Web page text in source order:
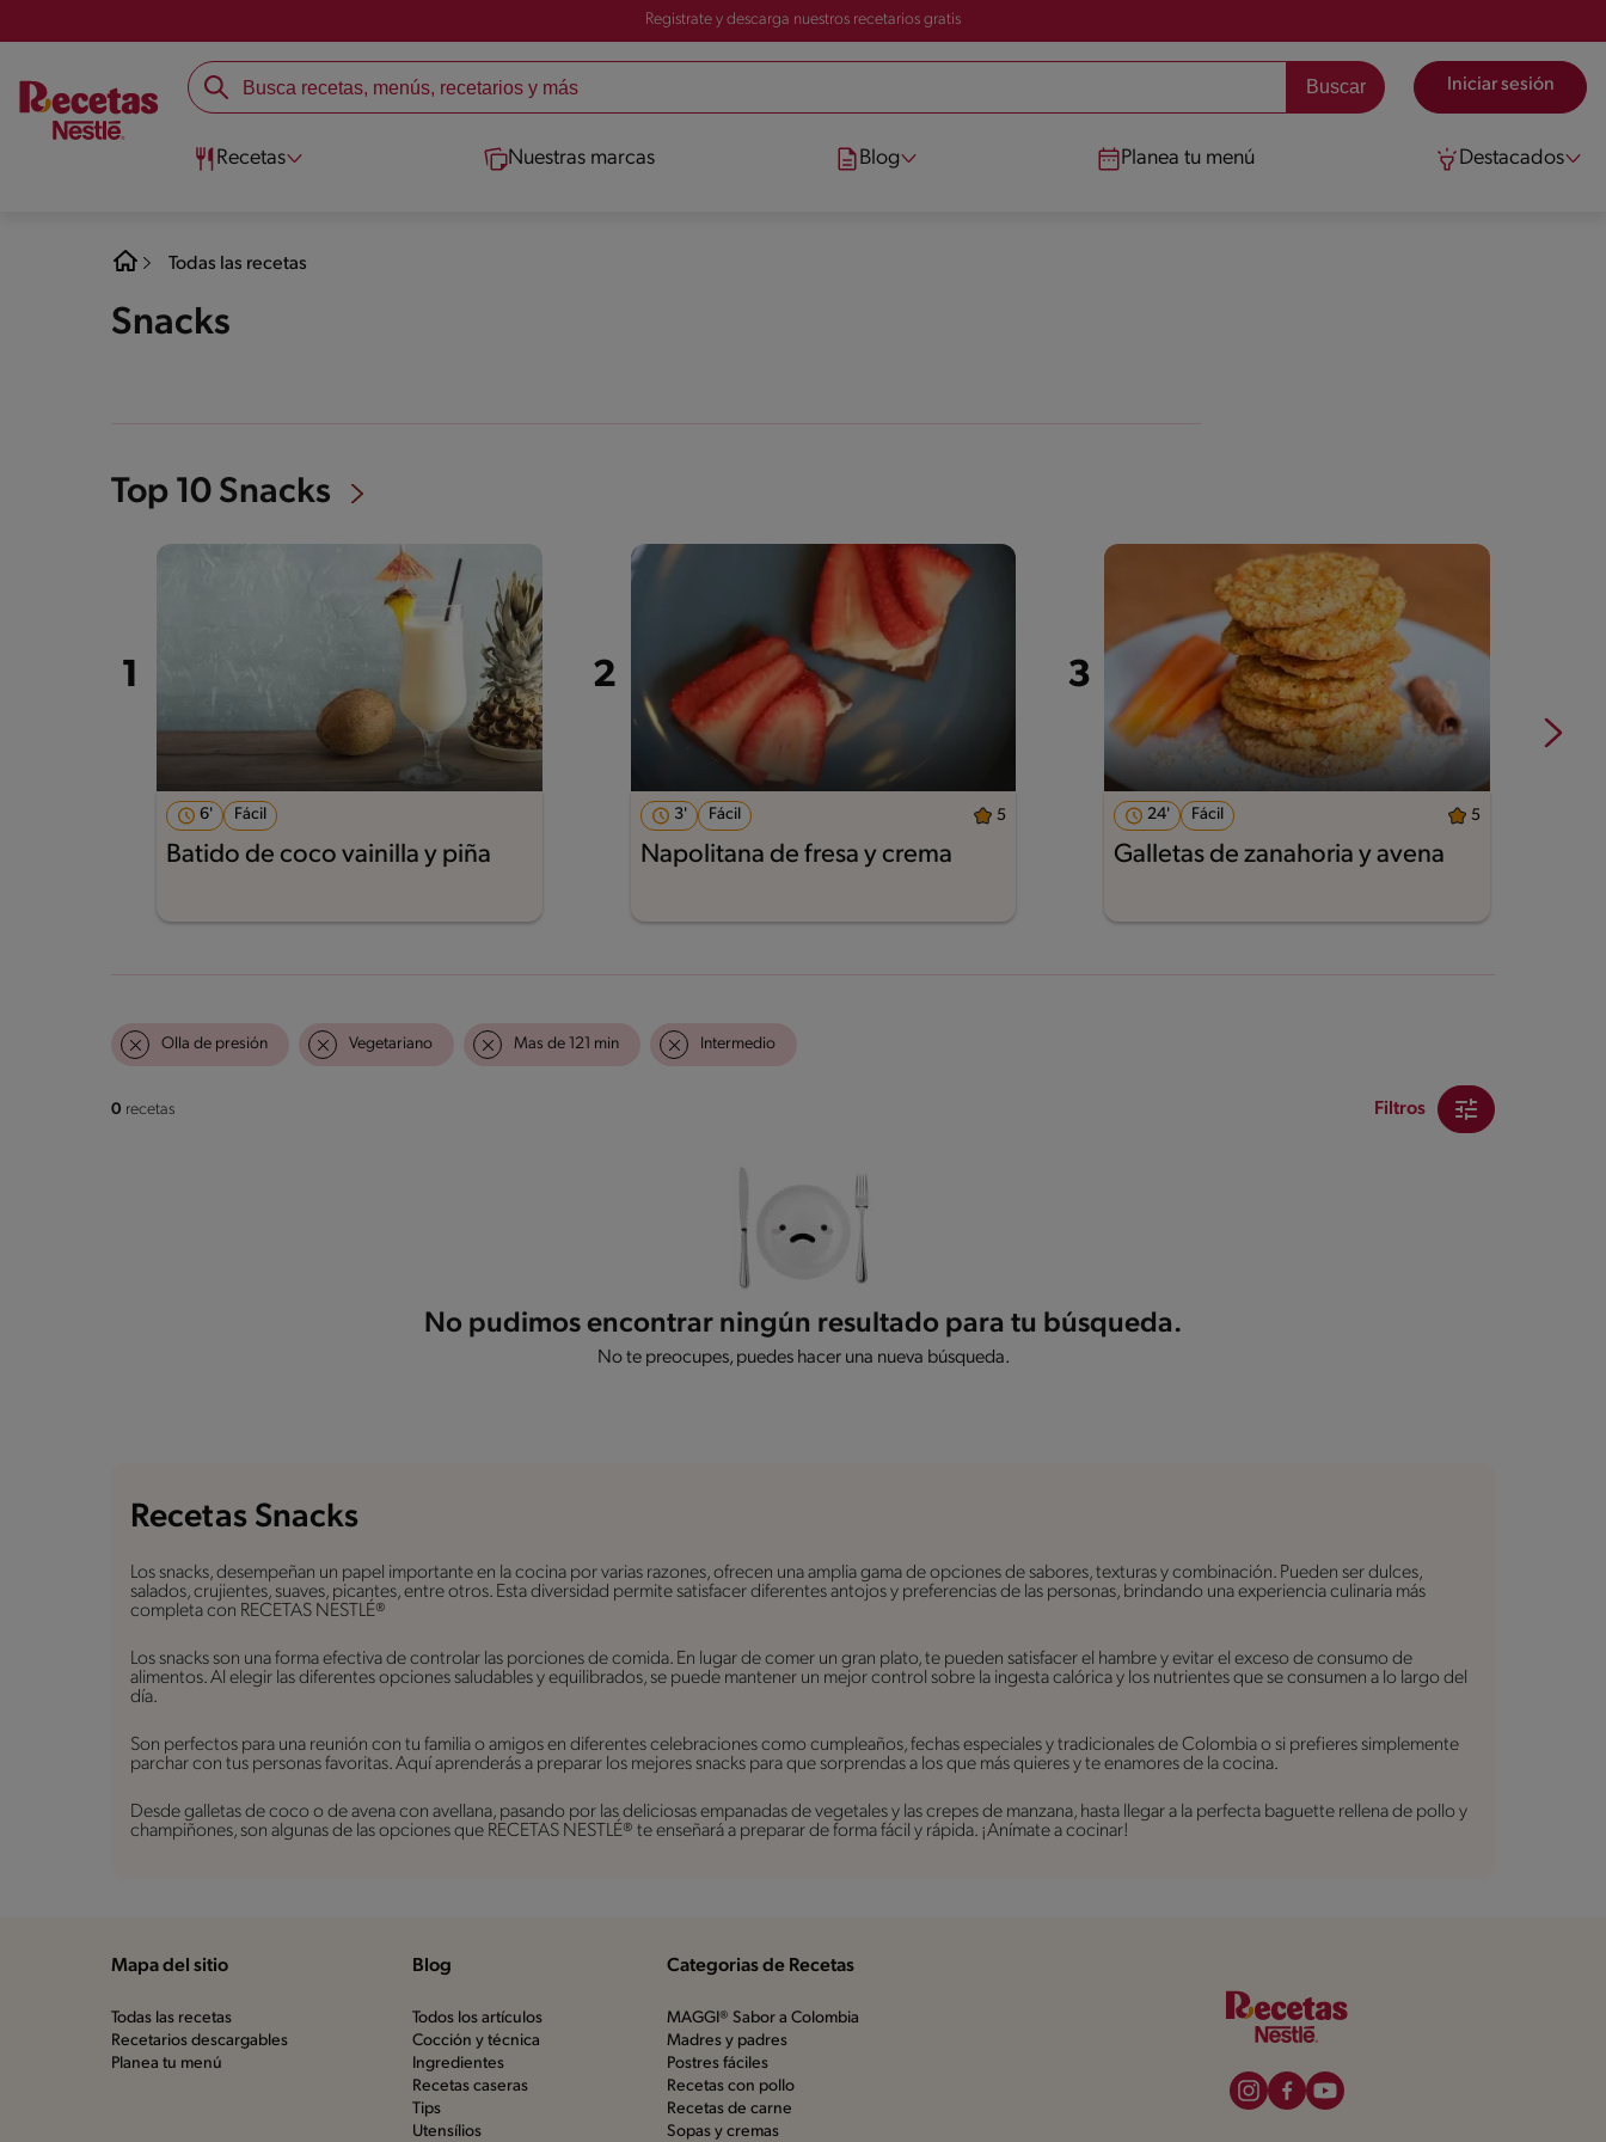
Registrate y descarga nuestros recetarios gratis
Iniciar sesión
Recetas Nuestras marcas Blog Planea tu menú Destacados
Todas las recetas
Snacks
Top 10 Snacks
6' Fácil
Batido de coco vainilla y piña
3' Fácil 5
Napolitana de fresa y crema
24' Fácil 5
Galletas de zanahoria y avena
Olla de presión Vegetariano Mas de 121 min Intermedio
0 recetas Filtros
No pudimos encontrar ningún resultado para tu búsqueda.
No te preocupes, puedes hacer una nueva búsqueda.
Recetas Snacks
Los snacks, desempeñan un papel importante en la cocina por varias razones, ofrecen una amplia gama de opciones de sabores, texturas y combinación. Pueden ser dulces,
salados, crujientes, suaves, picantes, entre otros. Esta diversidad permite satisfacer diferentes antojos y preferencias de las personas, brindando una experiencia culinaria más
completa con RECETAS NESTLÉ®
Los snacks son una forma efectiva de controlar las porciones de comida. En lugar de comer un gran plato, te pueden satisfacer el hambre y evitar el exceso de consumo de
alimentos. Al elegir las diferentes opciones saludables y equilibrados, se puede mantener un mejor control sobre la ingesta calórica y los nutrientes que se consumen a lo largo del
día.
Son perfectos para una reunión con tu familia o amigos en diferentes celebraciones como cumpleaños, fechas especiales y tradicionales de Colombia o si prefieres simplemente
parchar con tus personas favoritas. Aquí aprenderás a preparar los mejores snacks para que sorprendas a los que más quieres y te enamores de la cocina.
Desde galletas de coco o de avena con avellana, pasando por las deliciosas empanadas de vegetales y las crepes de manzana, hasta llegar a la perfecta baguette rellena de pollo y
champiñones, son algunas de las opciones que RECETAS NESTLÉ® te enseñará a preparar de forma fácil y rápida. ¡Anímate a cocinar!
Mapa del sitio
Todas las recetas
Recetarios descargables
Planea tu menú
Blog
Todos los artículos
Cocción y técnica
Ingredientes
Recetas caseras
Tips
Utensílios
Categorias de Recetas
MAGGI® Sabor a Colombia
Madres y padres
Postres fáciles
Recetas con pollo
Recetas de carne
Sopas y cremas